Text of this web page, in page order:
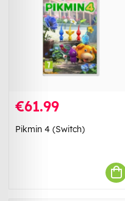
€61.99
Pikmin 4 (Switch)